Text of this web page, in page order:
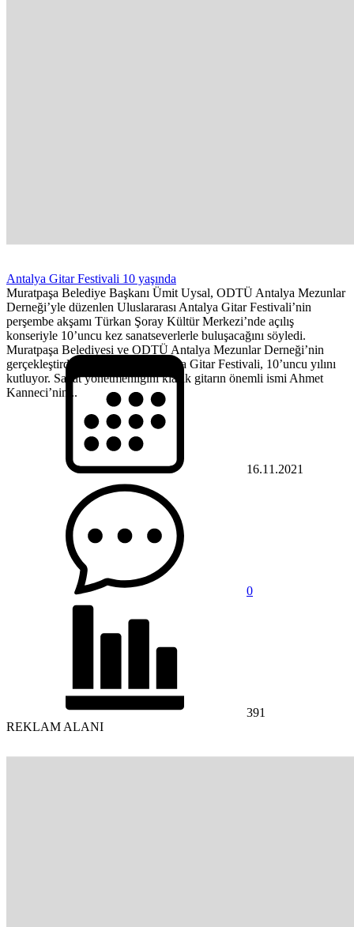
Antalya Gitar Festivali 10 yaşında
Muratpaşa Belediye Başkanı Ümit Uysal, ODTÜ Antalya Mezunlar
Derneği’yle düzenlen Uluslararası Antalya Gitar Festivali’nin
perşembe akşamı Türkan Şoray Kültür Merkezi’nde açılış
konseriyle 10’uncu kez sanatseverlerle buluşacağını söyledi.
Muratpaşa Belediyesi ve ODTÜ Antalya Mezunlar Derneği’nin
gerçekleştirdiği Uluslararası Antalya Gitar Festivali, 10’uncu yılını
kutluyor. Sanat yönetmenliğini klasik gitarın önemli ismi Ahmet
Kanneci’nin...
16.11.2021
0
391
REKLAM ALANI